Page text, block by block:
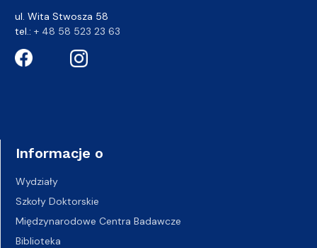
ul. Wita Stwosza 58
tel.: + 48 58 523 23 63
Informacje o
Wydziały
Szkoły Doktorskie
Międzynarodowe Centra Badawcze
Biblioteka